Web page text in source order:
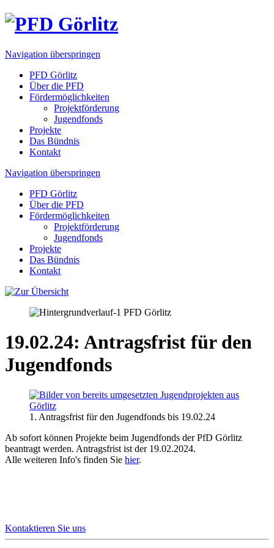
Navigation überspringen
PFD Görlitz
Über die PFD
Fördermöglichkeiten
Projektförderung
Jugendfonds
Projekte
Das Bündnis
Kontakt
Navigation überspringen
PFD Görlitz
Über die PFD
Fördermöglichkeiten
Projektförderung
Jugendfonds
Projekte
Das Bündnis
Kontakt
19.02.24: Antragsfrist für den
Jugendfonds
1. Antragsfrist für den Jugendfonds bis 19.02.24
Ab sofort können Projekte beim Jugendfonds der PfD Görlitz
beantragt werden. Antragsfrist ist der 19.02.2024.
Alle weiteren Info's finden Sie hier.
Kontaktieren Sie uns